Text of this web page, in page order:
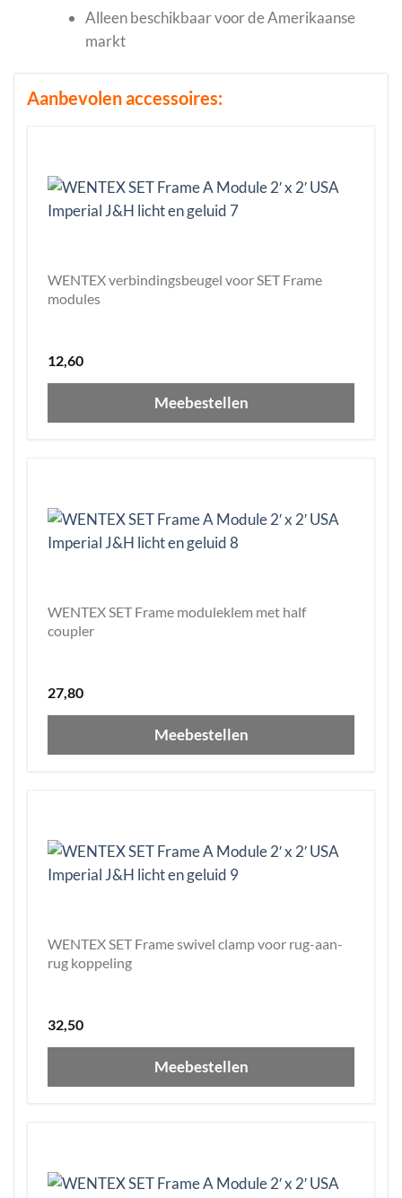
Alleen beschikbaar voor de Amerikaanse
markt
Aanbevolen accessoires:
WENTEX verbindingsbeugel voor SET Frame
modules
12,60
Meebestellen
WENTEX SET Frame moduleklem met half
coupler
27,80
Meebestellen
WENTEX SET Frame swivel clamp voor rug-aan-
rug koppeling
32,50
Meebestellen